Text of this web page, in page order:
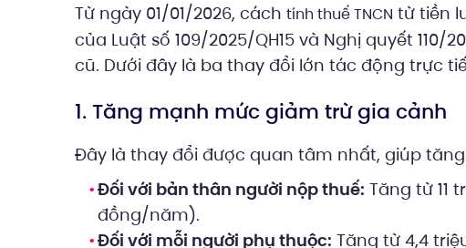
Từ ngày 01/01/2026, cách tính thuế TNCN từ tiền
của Luật số 109/2025/QH15 và Nghị quyết 110/
cũ. Dưới đây là ba thay đổi lớn tác động trực
1. Tăng mạnh mức giảm trừ gia cảnh
Đây là thay đổi được quan tâm nhất, giúp
Đối với bản thân người nộp thuế: Tăng từ 11
đồng/năm).
Đối với mỗi người phụ thuộc: Tăng từ 4,4